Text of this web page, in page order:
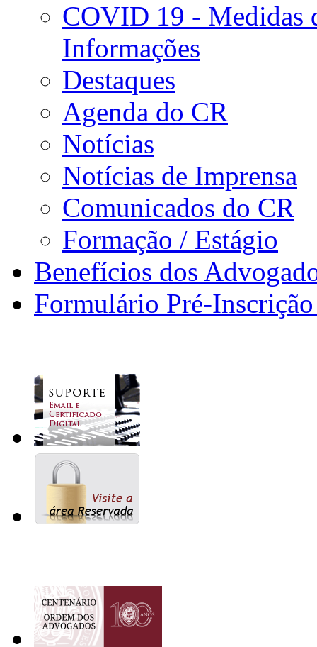
COVID 19 - Medidas
Informações
Destaques
Agenda do CR
Notícias
Notícias de Imprensa
Comunicados do CR
Formação / Estágio
Benefícios dos
Formulário Pré-